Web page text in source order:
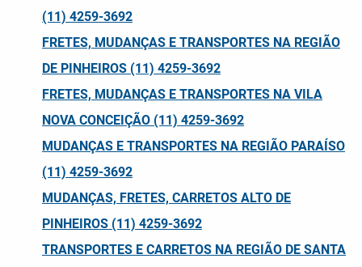
(11) 4259-3692
FRETES, MUDANÇAS E TRANSPORTES NA REGIÃO
DE PINHEIROS (11) 4259-3692
FRETES, MUDANÇAS E TRANSPORTES NA VILA
NOVA CONCEIÇÃO (11) 4259-3692
MUDANÇAS E TRANSPORTES NA REGIÃO PARAÍSO
(11) 4259-3692
MUDANÇAS, FRETES, CARRETOS ALTO DE
PINHEIROS (11) 4259-3692
TRANSPORTES E CARRETOS NA REGIÃO DE SANTA